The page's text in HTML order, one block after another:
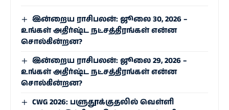
இன்றைய ராசிபலன்: ஜூலை 30, 2026 –
உங்கள் அதிர்ஷ்ட நட்சத்திரங்கள் என்ன
சொல்கின்றன?
இன்றைய ராசிபலன்: ஜூலை 29, 2026 –
உங்கள் அதிர்ஷ்ட நட்சத்திரங்கள் என்ன
சொல்கின்றன?
CWG 2026: பளுதூக்குதலில் வெள்ளி